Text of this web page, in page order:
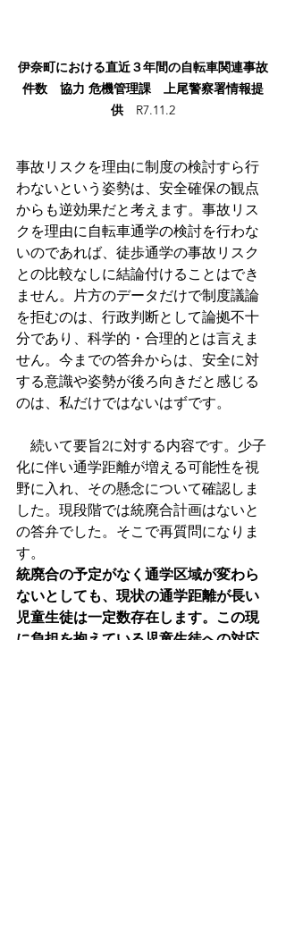
伊奈町における直近３年間の自転車関連事故
件数　協力 危機管理課　上尾警察署情報提
供 R7.11.2
事故リスクを理由に制度の検討すら行
わないという姿勢は、安全確保の観点
からも逆効果だと考えます。事故リス
クを理由に自転車通学の検討を行わな
いのであれば、徒歩通学の事故リスク
との比較なしに結論付けることはでき
ません。片方のデータだけで制度議論
を拒むのは、行政判断として論拠不十
分であり、科学的・合理的とは言えま
せん。今までの答弁からは、安全に対
する意識や姿勢が後ろ向きだと感じる
のは、私だけではないはずです。
続いて要旨2に対する内容です。少子
化に伴い通学距離が増える可能性を視
野に入れ、その懸念について確認しま
した。現段階では統廃合計画はないと
の答弁でした。そこで再質問になりま
す。
統廃合の予定がなく通学区域が変わら
ないとしても、現状の通学距離が長い
児童生徒は一定数存在します。この現
に負担を抱えている児童生徒への対応